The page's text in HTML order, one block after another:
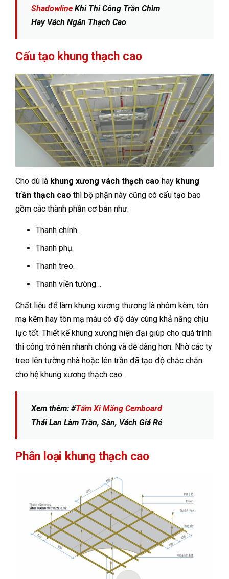
Shadowline Khi Thi Công Trần Chìm
Hay Vách Ngăn Thạch Cao
Cấu tạo khung thạch cao
Cho dù là khung xương vách thạch cao hay khung
trần thạch cao thì bộ phận này cũng có cấu tạo bao
gồm các thành phần cơ bản như:
Thanh chính.
Thanh phụ.
Thanh treo.
Thanh viền tường…
Chất liệu để làm khung xương thương là nhôm kẽm, tôn
mạ kẽm hay tôn mạ màu có độ dày cùng khả năng chịu
lực tốt. Thiết kế khung xương hiện đại giúp cho quá trình
thi công trở nên nhanh chóng và dễ dàng hơn. Nhờ các ty
treo lên tường nhà hoặc lên trần đã tạo độ chắc chắn
cho hệ khung xương thạch cao.
Xem thêm: #Tấm Xi Măng Cemboard
Thái Lan Làm Trần, Sàn, Vách Giá Rẻ
Phân loại khung thạch cao